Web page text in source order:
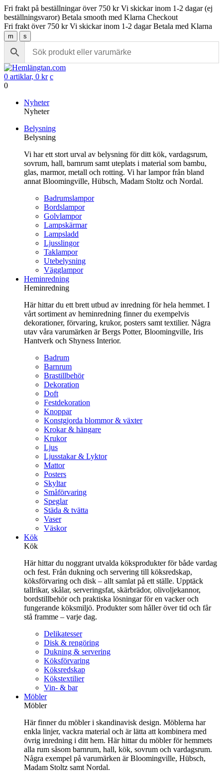
Fri frakt på beställningar över 750 kr Vi skickar inom 1-2 dagar (ej
beställningsvaror) Betala smooth med Klarna Checkout
Fri frakt över 750 kr Vi skickar inom 1-2 dagar Betala med Klarna
m s
0 artiklar, 0 kr c
0
innehåll
Nyheter
Nyheter
Belysning
Belysning
Vi har ett stort urval av belysning för ditt kök, vardagsrum,
sovrum, hall, barnrum samt uteplats i material som bambu,
glas, marmor, metall och rotting. Vi har lampor från bland
annat Bloomingville, Hübsch, Madam Stoltz och Nordal.
Badrumslampor
Bordslampor
Golvlampor
Lampskärmar
Lampsladd
Ljusslingor
Taklampor
Utebelysning
Vägglampor
Heminredning
Heminredning
Här hittar du ett brett utbud av inredning för hela hemmet. I
vårt sortiment av heminredning finner du exempelvis
dekorationer, förvaring, krukor, posters samt textilier. Några
utav våra varumärken är Bergs Potter, Bloomingville, Iris
Hantverk och Shyness Interior.
Badrum
Barnrum
Brastillbehör
Dekoration
Doft
Festdekoration
Knoppar
Konstgjorda blommor & växter
Krokar & hängare
Krukor
Ljus
Ljusstakar & Lyktor
Mattor
Posters
Skyltar
Småförvaring
Speglar
Städa & tvätta
Vaser
Väskor
Kök
Kök
Här hittar du noggrant utvalda köksprodukter för både vardag
och fest. Från dukning och servering till köksredskap,
köksförvaring och disk – allt samlat på ett ställe. Upptäck
tallrikar, skålar, serveringsfat, skärbrädor, olivoljekannor,
bordstillbehör och praktiska lösningar för en vacker och
fungerande köksmiljö. Produkter som håller över tid och får
stå framme – varje dag.
Delikatesser
Disk & rengöring
Dukning & servering
Köksförvaring
Köksredskap
Kökstextilier
Vin- & bar
Möbler
Möbler
Här finner du möbler i skandinavisk design. Möblerna har
enkla linjer, vackra material och är lätta att kombinera med
övrig inredning i ditt hem. Här hittar du möbler för hemmets
alla rum såsom barnrum, hall, kök, sovrum och vardagsrum.
Några exempel på varumärken är Bloomingville, Hübsch,
Madam Stoltz samt Nordal.